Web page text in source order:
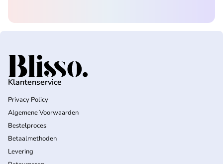
Home
Klantenservice
Privacy Policy
Algemene Voorwaarden
Bestelproces
Betaalmethoden
Levering